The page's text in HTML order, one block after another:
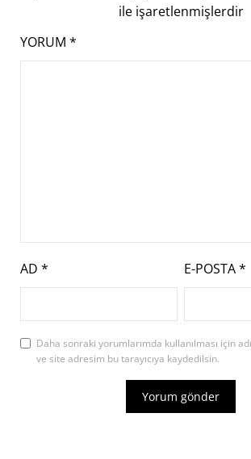
ile işaretlenmişlerdir
YORUM *
AD * E-POSTA*
Daha sonraki yorumlarımda kullanılması için
ve site adresim bu tarayıcıya kaydedilsin.